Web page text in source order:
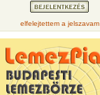
elfelejtettem a jelszavam